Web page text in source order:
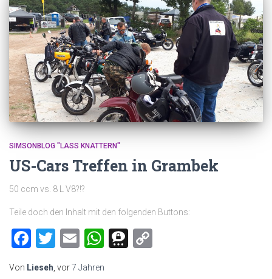
SIMSONBLOG "LASS KNATTERN"
US-Cars Treffen in Grambek
50 ccm vs. 8 L V8?!?
Teile doch den Inhalt mit den folgenden Buttons:
Facebook
Twitter
EmailWhatsApp
Threema
Von Lieseh , vor7 Jahren